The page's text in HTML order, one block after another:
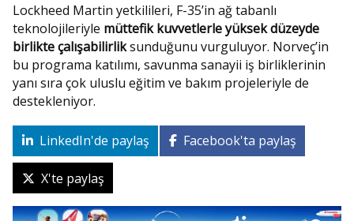
Lockheed Martin yetkilileri, F-35’in ağ tabanlı
teknolojileriyle müttefik kuvvetlerle yüksek düzeyde
birlikte çalışabilirliksunduğunu vurguluyor. Norveç’in
bu programa katılımı, savunma sanayii iş birliklerinin
yanı sıra çok uluslu eğitim ve bakım projeleriyle de
destekleniyor.
LinkedIn'de paylaş Facebook'ta paylaş
X'te paylaş